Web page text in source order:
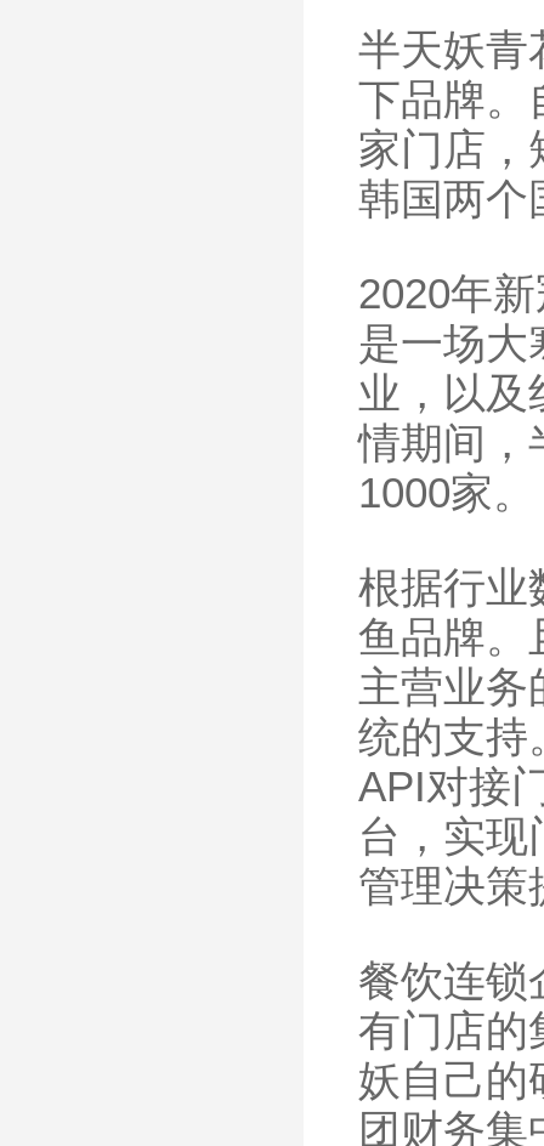
半天妖青
下品牌。
家门店，
韩国两个
2020年
是一场大
业，以及
情期间，
1000家。
根据行业
鱼品牌。
主营业务
统的支持
API对接
台，实现
管理决策
餐饮连锁
有门店的
妖自己的
团财务